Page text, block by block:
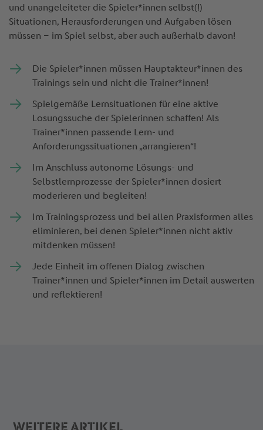
und unangeleiteter die Spieler*innen selbst(!)
Situationen, Herausforderungen und Aufgaben lösen
müssen – im Spiel selbst, aber auch außerhalb davon!
Die Spieler*innen müssen Hauptakteur*innen des
Trainings sein und nicht die Trainer*innen!
Spielgemäße Lernsituationen für eine aktive
Losungssuche der Spielerinnen schaffen! Als
Trainer*innen passende Lern- und
Anforderungssituationen „arrangieren“!
Im Anschluss autonome Lösungs- und
Selbstlernprozesse der Spieler*innen dosiert
moderieren und begleiten!
Im Trainingsprozess und bei allen Praxisformen alles
eliminieren, bei denen Spieler*innen nicht aktiv
mitdenken müssen!
Jede Einheit im offenen Dialog zwischen
Trainer*innen und Spieler*innen im Detail auswerten
und reflektieren!